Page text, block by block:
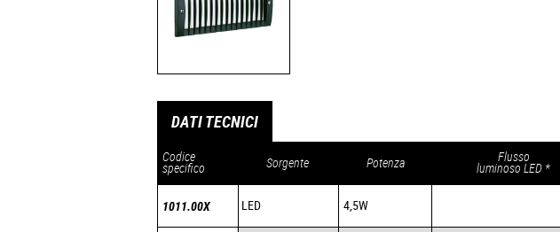
DATI TECNICI
Codice
specifico Sorgente Potenza Flusso
luminoso LED *
1011.00X LED 4,5W